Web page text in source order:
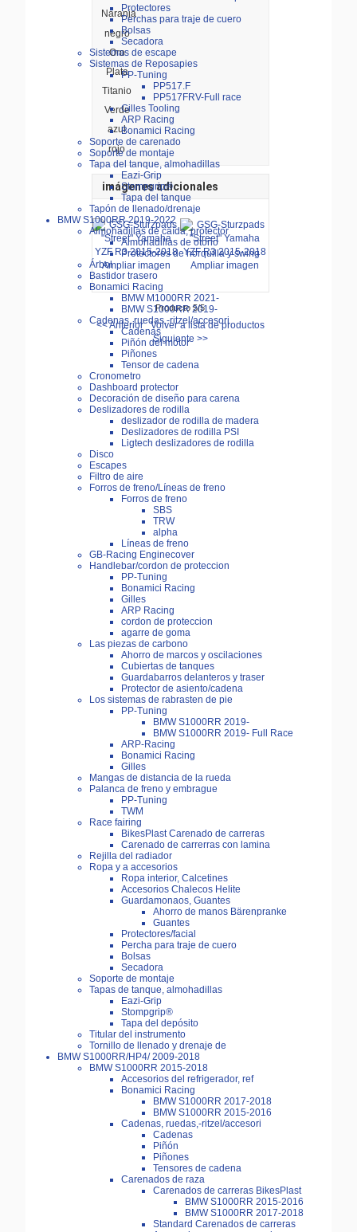
Protectores
Perchas para traje de cuero
Bolsas
Secadora
Sistemas de escape
Sistemas de Reposapies
PP-Tuning
PP517.F
PP517FRV-Full race
Gilles Tooling
ARP Racing
Bonamici Racing
Soporte de carenado
Soporte de montaje
Tapa del tanque, almohadillas
Eazi-Grip
Stompgrip®
Tapa del tanque
Tapón de llenado/drenaje
BMW S1000RR 2019-2022
Almohadillas de caída, protector
Almohadillas de otoño
Protectores de horquilla y swing
Árbol
Bastidor trasero
Bonamici Racing
BMW M1000RR 2021-
BMW S1000RR 2019-
Cadenas, ruedas,-ritzel/accesori
Cadenas
Piñón del motor
Piñones
Tensor de cadena
Cronometro
Dashboard protector
Decoración de diseño para carena
Deslizadores de rodilla
deslizador de rodilla de madera
Deslizadores de rodilla PSI
Ligtech deslizadores de rodilla
Disco
Escapes
Filtro de aire
Forros de freno/Líneas de freno
Forros de freno
SBS
TRW
alpha
Líneas de freno
GB-Racing Enginecover
Handlebar/cordon de proteccion
PP-Tuning
Bonamici Racing
Gilles
ARP Racing
cordon de proteccion
agarre de goma
Las piezas de carbono
Ahorro de marcos y oscilaciones
Cubiertas de tanques
Guardabarros delanteros y traser
Protector de asiento/cadena
Los sistemas de rabrasten de pie
PP-Tuning
BMW S1000RR 2019-
BMW S1000RR 2019- Full Race
ARP-Racing
Bonamici Racing
Gilles
Mangas de distancia de la rueda
Palanca de freno y embrague
PP-Tuning
TWM
Race fairing
BikesPlast Carenado de carreras
Carenado de carrerras con lamina
Rejilla del radiador
Ropa y a accesorios
Ropa interior, Calcetines
Accesorios Chalecos Helite
Guardamonaos, Guantes
Ahorro de manos Bärenpranke
Guantes
Protectores/facial
Percha para traje de cuero
Bolsas
Secadora
Soporte de montaje
Tapas de tanque, almohadillas
Eazi-Grip
Stompgrip®
Tapa del depósito
Titular del instrumento
Tornillo de llenado y drenaje de
BMW S1000RR/HP4/ 2009-2018
BMW S1000RR 2015-2018
Accesorios del refrigerador, ref
Bonamici Racing
BMW S1000RR 2017-2018
BMW S1000RR 2015-2016
Cadenas, ruedas,-ritzel/accesori
Cadenas
Piñón
Piñones
Tensores de cadena
Carenados de raza
Carenados de carreras BikesPlast
BMW S1000RR 2015-2016
BMW S1000RR 2017-2018
Standard Carenados de carreras
Naranja
negro
Oro
Plata
Titanio
Verde
azul
rojo
imágenes adicionales
Ampliar imagen Ampliar imagen
Producto 5/5
<< Anterior Volver a lista de productos
Siguiente >>